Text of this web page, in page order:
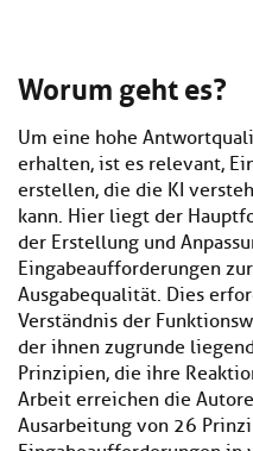
Worum geht es?
Um eine hohe
erhalten, ist es relevant,
erstellen, die die KI
kann. Hier liegt der
der Erstellung und
Eingabeaufforderungen
Ausgabequalität. Dies
Verständnis der
der ihnen zugrunde
Prinzipien, die ihre
Arbeit erreichen die
Ausarbeitung von 26